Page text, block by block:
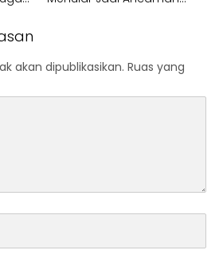
akan dipublikasikan. Ruas yang